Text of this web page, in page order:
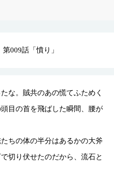
009話「憤り」
な。賊共のあの慌てふためく
目の首を飛ばした瞬間、腰が
ちの体の半分はあるかの大斧
切り伏せたのだから、流石と